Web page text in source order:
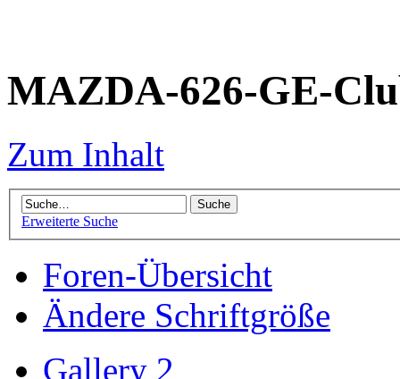
MAZDA-626-GE-
Zum Inhalt
Erweiterte Suche
Foren-Übersicht
Ändere Schriftgröße
Gallery 2